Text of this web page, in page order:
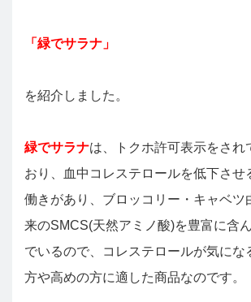
「緑でサラナ」
を紹介しました。
緑でサラナは、トクホ許可表示をされ
おり、血中コレステロールを低下させ
働きがあり、ブロッコリー・キャベツ
来のSMCS(天然アミノ酸)を豊富に含ん
でいるので、コレステロールが気にな
方や高めの方に適した商品なのです。